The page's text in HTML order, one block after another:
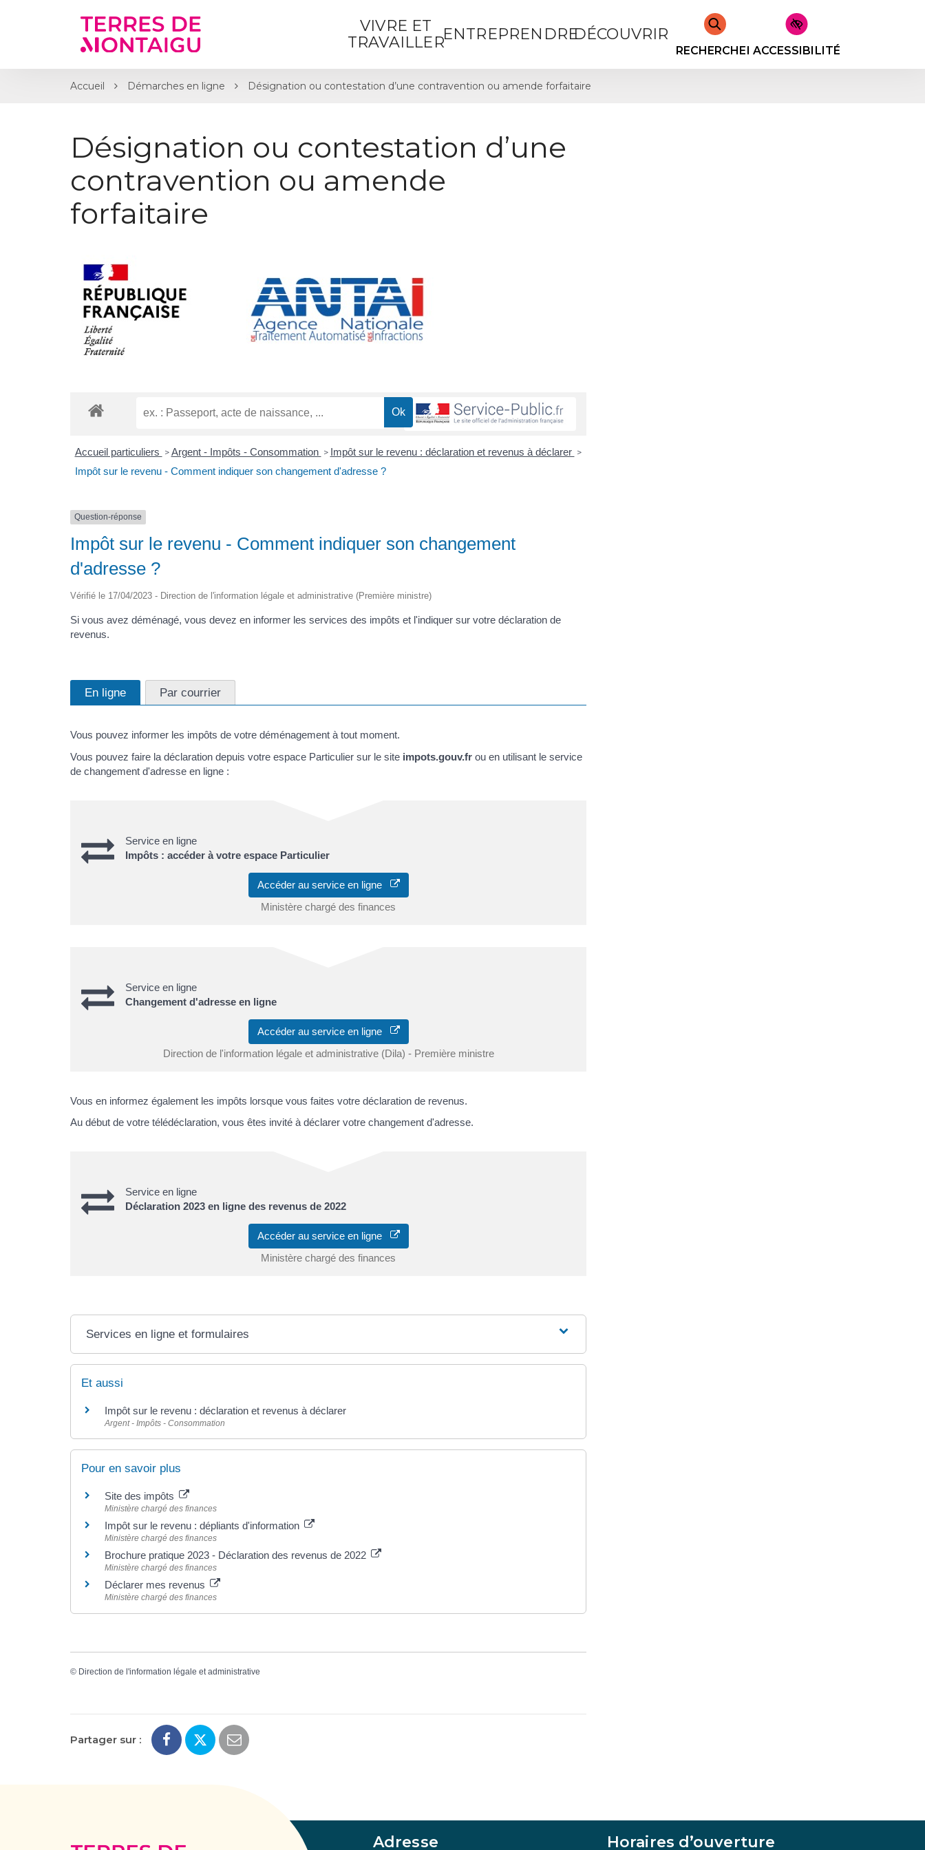
VIVRE ET
TRAVAILLERENTREPRENDREDÉCOUVRIR
RECHERCHERACCESSIBILITÉ
Accueil Démarches en ligne Désignation ou contestation d’une contravention ou amende forfaitaire
Désignation ou contestation d’une
contravention ou amende
forfaitaire
Accueil particuliers > Argent - Impôts - Consommation > Impôt sur le revenu : déclaration et revenus à déclarer >
Impôt sur le revenu - Comment indiquer son changement d'adresse ?
Question-réponse
Impôt sur le revenu - Comment indiquer son changement
d'adresse ?
Vérifié le 17/04/2023 - Direction de l'information légale et administrative (Première ministre)
Si vous avez déménagé, vous devez en informer les services des impôts et l'indiquer sur votre déclaration de
revenus.
En ligne Par courrier
Vous pouvez informer les impôts de votre déménagement à tout moment.
Vous pouvez faire la déclaration depuis votre espace Particulier sur le site impots.gouv.fr ou en utilisant le service
de changement d'adresse en ligne :
Service en ligne
Impôts : accéder à votre espace Particulier
Accéder au service en ligne
Ministère chargé des finances
Service en ligne
Changement d'adresse en ligne
Accéder au service en ligne
Direction de l'information légale et administrative (Dila) - Première ministre
Vous en informez également les impôts lorsque vous faites votre déclaration de revenus.
Au début de votre télédéclaration, vous êtes invité à déclarer votre changement d'adresse.
Service en ligne
Déclaration 2023 en ligne des revenus de 2022
Accéder au service en ligne
Ministère chargé des finances
Services en ligne et formulaires
Et aussi
Impôt sur le revenu : déclaration et revenus à déclarer
Argent - Impôts - Consommation
Pour en savoir plus
Site des impôts
Ministère chargé des finances
Impôt sur le revenu : dépliants d'information
Ministère chargé des finances
Brochure pratique 2023 - Déclaration des revenus de 2022
Ministère chargé des finances
Déclarer mes revenus
Ministère chargé des finances
© Direction de l'information légale et administrative
Partager sur :
Adresse Horaires d’ouverture